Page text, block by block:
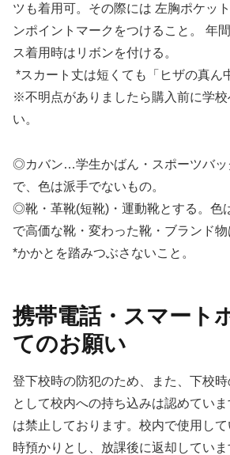
ツも着用可。 その際には 左胸ポケッ
ンポイン トマークをつけること。
年
ス着用時はリボンを付ける。
*スカー ト丈は短くても「ヒザの真ん
※不明 点がありましたら購入前に学校
い。
◎カバン…学生かばん・スポーツバッ
で、色は派手でないもの。
◎靴・革靴(短靴)・運動靴とする。色
で高価な靴・変わった靴・ブランド物
*かかとを踏みつぶさないこと。
携帯電話・スマート
てのお願い
登下校時の防犯のため、また、下校
として校内への持ち込みは認めてい
は禁止しております。校内で使用し
時預かりとし、放課後に返却してい